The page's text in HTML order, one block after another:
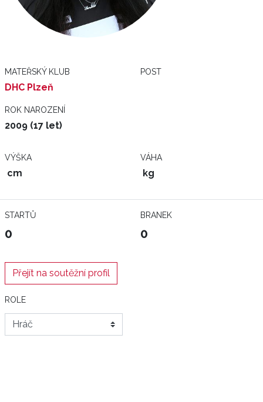
MATEŘSKÝ KLUB
DHC Plzeň
POST
ROK NAROZENÍ
2009 (17 let)
VÝŠKA
cm
VÁHA
kg
STARTŮ
0
BRANEK
0
Přejít na soutěžní profil
ROLE